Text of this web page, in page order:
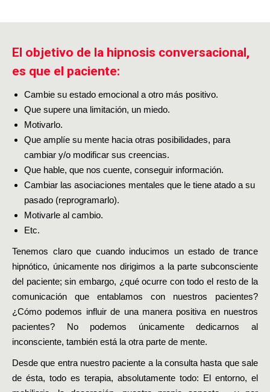
El objetivo de la hipnosis conversacional,
es que el paciente:
Cambie su estado emocional a otro más positivo.
Que supere una limitación, un miedo.
Motivarlo.
Que amplíe su mente hacia otras posibilidades, para
cambiar y/o modificar sus creencias.
Que hable, que nos cuente, conseguir información.
Cambiar las asociaciones mentales que le tiene atado a su
pasado (reprogramarlo).
Motivarle al cambio.
Etc.
Tenemos claro que cuando inducimos un estado de trance
hipnótico, únicamente nos dirigimos a la parte subconsciente
del paciente; sin embargo, ¿qué ocurre con todo el resto de la
comunicación que entablamos con nuestros pacientes?
¿Cómo podemos influir de una manera positiva en nuestros
pacientes? No podemos únicamente dedicarnos al
inconsciente, también está la otra parte de mente.
Desde que entra nuestro paciente a la consulta hasta que sale
de ésta, todo es terapia, absolutamente todo: El entorno, el